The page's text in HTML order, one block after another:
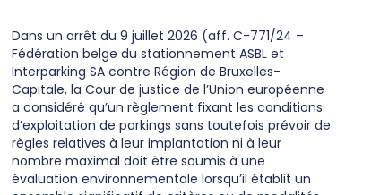
Dans un arrêt du 9 juillet 2026 (aff. C-771/24 –
Fédération belge du stationnement ASBL et
Interparking SA contre Région de Bruxelles-
Capitale, la Cour de justice de l’Union européenne
a considéré qu’un règlement fixant les conditions
d’exploitation de parkings sans toutefois prévoir de
règles relatives à leur implantation ni à leur
nombre maximal doit être soumis à une
évaluation environnementale lorsqu’il établit un